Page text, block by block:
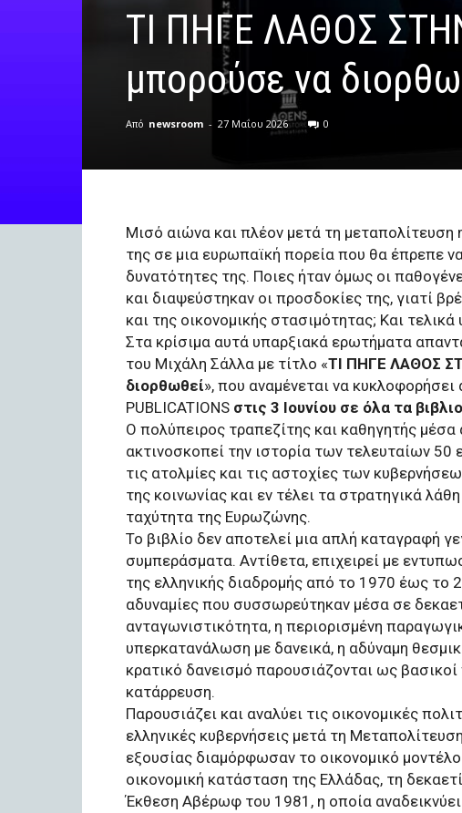
ΤΙ ΠΗΓΕ ΛΑΘΟΣ
μπορούσε να
Από newsroom - 27 Μαΐου 2026 0
Μισό αιώνα και πλέον μετά τη μεταπολίτευση
της σε μια ευρωπαϊκή πορεία που θα έπρεπε
δυνατότητες της. Ποιες ήταν όμως οι
και διαψεύστηκαν οι προσδοκίες της, γιατί
και της οικονομικής στασιμότητας; Και
Στα κρίσιμα αυτά υπαρξιακά ερωτήματα
του Μιχάλη Σάλλα με τίτλο «ΤΙ ΠΗΓΕ ΛΑΘΟΣ
διορθωθεί», που αναμένεται να κυκλοφορήσει
PUBLICATIONS στις 3 Ιουνίου σε όλα τα
O πολύπειρος τραπεζίτης και καθηγητής
ακτινοσκοπεί την ιστορία των τελευταίων
τις ατολμίες και τις αστοχίες των
της κοινωνίας και εν τέλει τα στρατηγικά
ταχύτητα της Ευρωζώνης.
Το βιβλίο δεν αποτελεί μια απλή καταγραφή
συμπεράσματα. Αντίθετα, επιχειρεί με
της ελληνικής διαδρομής από το 1970 έως το
αδυναμίες που συσσωρεύτηκαν μέσα σε
ανταγωνιστικότητα, η περιορισμένη
υπερκατανάλωση με δανεικά, η αδύναμη
κρατικό δανεισμό παρουσιάζονται ως
κατάρρευση.
Παρουσιάζει και αναλύει τις οικονομικές
ελληνικές κυβερνήσεις μετά τη
εξουσίας διαμόρφωσαν το οικονομικό
οικονομική κατάσταση της Ελλάδας, τη
Έκθεση Αβέρωφ του 1981, η οποία